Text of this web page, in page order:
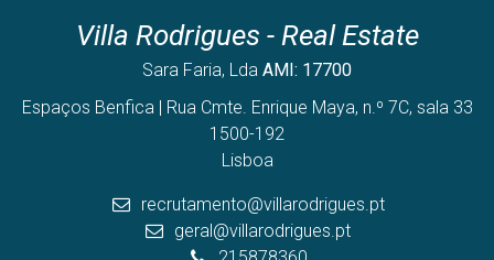
Villa Rodrigues - Real Estate
Sara Faria, Lda AMI: 17700
Espaços Benfica | Rua Cmte. Enrique Maya, n.º 7C, sala 33
1500-192
Lisboa
recrutamento@villarodrigues.pt
geral@villarodrigues.pt